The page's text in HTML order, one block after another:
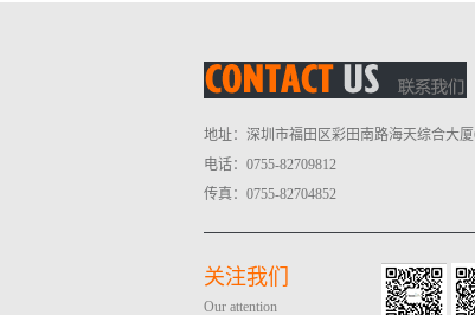
地址：深圳市福田区彩田南路海天综合大厦
电话：0755-82709812
传真：0755-82704852
关注我们
Our attention